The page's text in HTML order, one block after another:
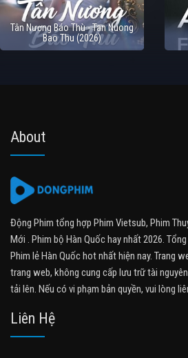
Tân Nương Báo Thù - Tan Nuong
Bao Thu (2026)
About
Động Phim tổng hợp Phim Vietsub, Phim
Mới . Phim bộ Hàn Quốc hay nhất 2026.
Phim lẻ Hàn Quốc hot nhất hiện nay. Trang
trang web, không cung cấp lưu trữ tài
tải lên. Nếu có vi phạm bản quyền, vui lòng
Liên Hệ